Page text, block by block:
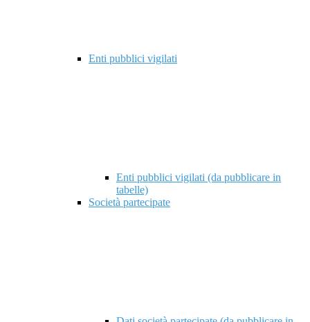
Enti pubblici vigilati
Enti pubblici vigilati (da pubblicare in
tabelle)
Società partecipate